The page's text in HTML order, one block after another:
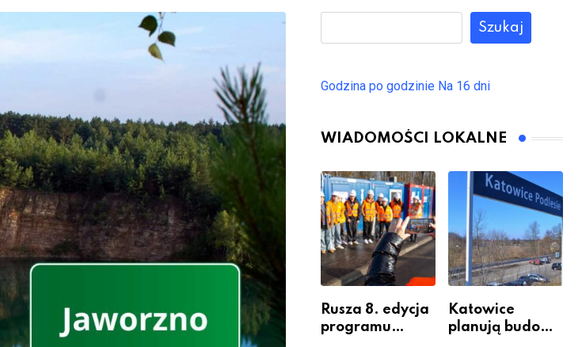
Szukaj
Godzina po godzinie Na 16 dni
WIADOMOŚCI LOKALNE
Rusza 8. edycja
programu
Katowice
planują budowę